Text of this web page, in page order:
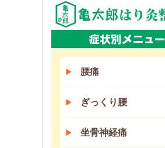
腰痛
ぎっくり腰
坐骨神経痛